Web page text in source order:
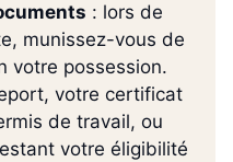
: lors de
munissez-vous de
votre possession.
votre certificat
de travail, ou
votre éligibilité